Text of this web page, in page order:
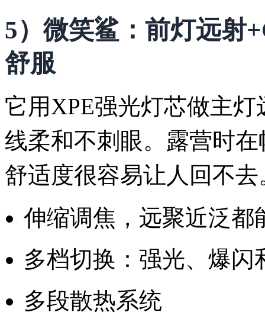
5）微笑鲨：前灯远射
舒服
它用XPE强光灯芯做主
线柔和不刺眼。露营时
舒适度很容易让人回不去
伸缩调焦，远聚近泛都
多档切换：强光、爆闪
多段散热系统